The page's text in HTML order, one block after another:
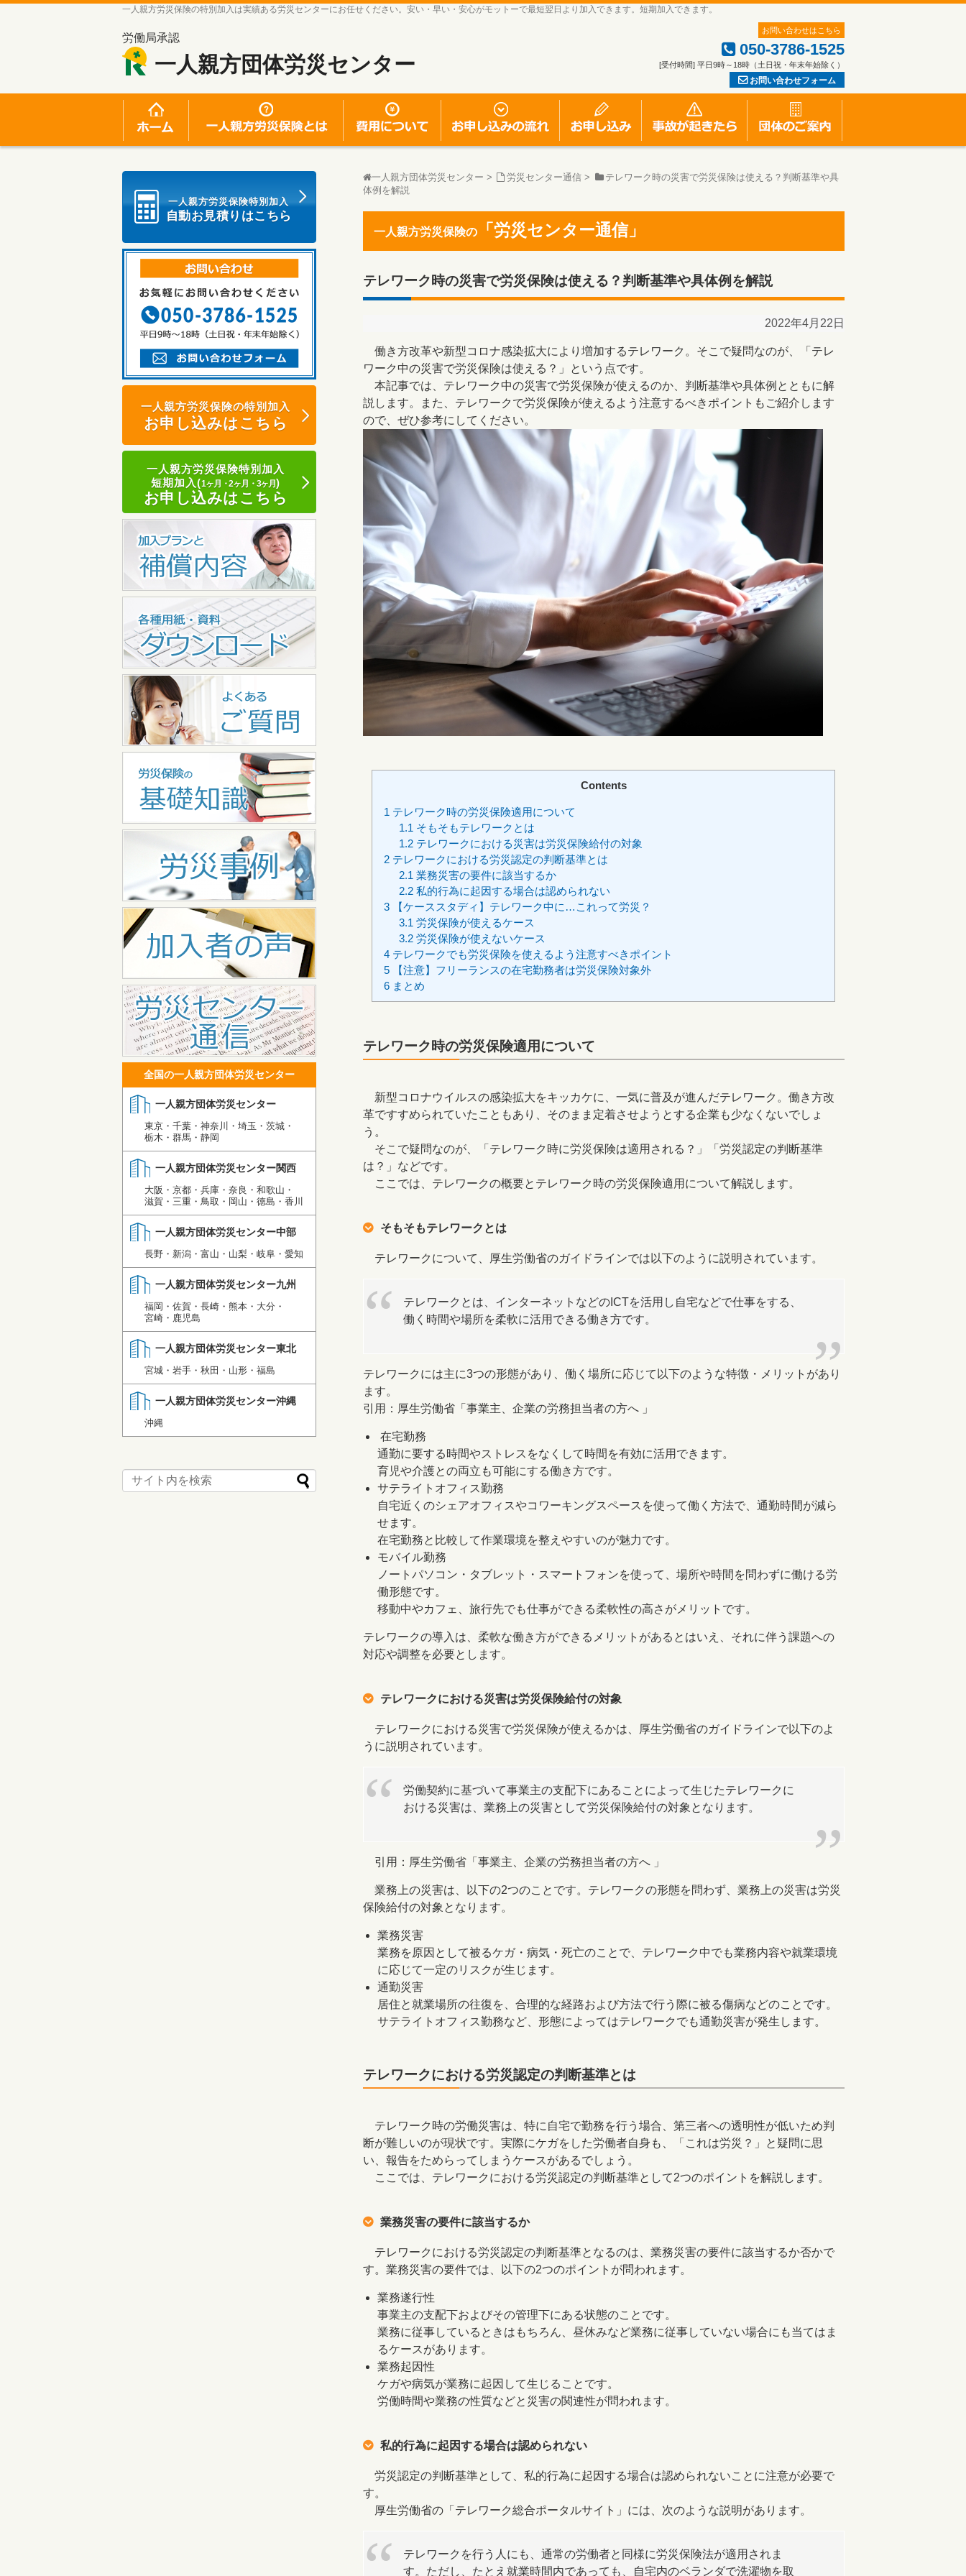
一人親方労災保険の特別加入は実績ある労災センターにお任せください。安い・早い・安心がモットーで最短翌日より加入できます。短期加入できます。
労働局承認
一人親方団体労災センター
お問い合わせはこちら
050-3786-1525
[受付時間] 平日9時～18時（土日祝・年末年始除く）
お問い合わせフォーム
一人親方労災保険とは 一人親方労災保険の費用についてお申し込みの流れ 一人親方労災保険特別加入のお申し込み
労災事故が起きたら
一人親方団体労災センター > 労災センター通信 >
テレワーク時の災害で労災保険は使える？判断基準や具
体例を解説
一人親方労災保険の「労災センター通信」
テレワーク時の災害で労災保険は使える？判断基準や具体例を解説
2022年4月22日
働き方改革や新型コロナ感染拡大により増加するテレワーク。そこで疑問なのが、「テレ
ワーク中の災害で労災保険は使える？」という点です。
本記事では、テレワーク中の災害で労災保険が使えるのか、判断基準や具体例とともに解
説します。また、テレワークで労災保険が使えるよう注意するべきポイントもご紹介します
ので、ぜひ参考にしてください。
Contents
1 テレワーク時の労災保険適用について
1.1 そもそもテレワークとは
1.2 テレワークにおける災害は労災保険給付の対象
2 テレワークにおける労災認定の判断基準とは
2.1 業務災害の要件に該当するか
2.2 私的行為に起因する場合は認められない
3 【ケーススタディ】テレワーク中に…これって労災？
3.1 労災保険が使えるケース
3.2 労災保険が使えないケース
4 テレワークでも労災保険を使えるよう注意すべきポイント
5 【注意】フリーランスの在宅勤務者は労災保険対象外
6 まとめ
テレワーク時の労災保険適用について
新型コロナウイルスの感染拡大をキッカケに、一気に普及が進んだテレワーク。働き方改
革ですすめられていたこともあり、そのまま定着させようとする企業も少なくないでしょ
う。
そこで疑問なのが、「テレワーク時に労災保険は適用される？」「労災認定の判断基準
は？」などです。
ここでは、テレワークの概要とテレワーク時の労災保険適用について解説します。
そもそもテレワークとは
テレワークについて、厚生労働省のガイドラインでは以下のように説明されています。
テレワークとは、インターネットなどのICTを活用し自宅などで仕事をする、
働く時間や場所を柔軟に活用できる働き方です。
テレワークには主に3つの形態があり、働く場所に応じて以下のような特徴・メリットがあり
ます。
引用：厚生労働省「事業主、企業の労務担当者の方へ 」
在宅勤務
通勤に要する時間やストレスをなくして時間を有効に活用できます。
育児や介護との両立も可能にする働き方です。
サテライトオフィス勤務
自宅近くのシェアオフィスやコワーキングスペースを使って働く方法で、通勤時間が減ら
せます。
在宅勤務と比較して作業環境を整えやすいのが魅力です。
モバイル勤務
ノートパソコン・タブレット・スマートフォンを使って、場所や時間を問わずに働ける労
働形態です。
移動中やカフェ、旅行先でも仕事ができる柔軟性の高さがメリットです。
テレワークの導入は、柔軟な働き方ができるメリットがあるとはいえ、それに伴う課題への
対応や調整を必要とします。
テレワークにおける災害は労災保険給付の対象
テレワークにおける災害で労災保険が使えるかは、厚生労働省のガイドラインで以下のよ
うに説明されています。
労働契約に基づいて事業主の支配下にあることによって生じたテレワークに
おける災害は、業務上の災害として労災保険給付の対象となります。
引用：厚生労働省「事業主、企業の労務担当者の方へ 」
業務上の災害は、以下の2つのことです。テレワークの形態を問わず、業務上の災害は労災
保険給付の対象となります。
業務災害
業務を原因として被るケガ・病気・死亡のことで、テレワーク中でも業務内容や就業環境
に応じて一定のリスクが生じます。
通勤災害
居住と就業場所の往復を、合理的な経路および方法で行う際に被る傷病などのことです。
サテライトオフィス勤務など、形態によってはテレワークでも通勤災害が発生します。
テレワークにおける労災認定の判断基準とは
テレワーク時の労働災害は、特に自宅で勤務を行う場合、第三者への透明性が低いため判
断が難しいのが現状です。実際にケガをした労働者自身も、「これは労災？」と疑問に思
い、報告をためらってしまうケースがあるでしょう。
ここでは、テレワークにおける労災認定の判断基準として2つのポイントを解説します。
業務災害の要件に該当するか
テレワークにおける労災認定の判断基準となるのは、業務災害の要件に該当するか否かで
す。業務災害の要件では、以下の2つのポイントが問われます。
業務遂行性
事業主の支配下およびその管理下にある状態のことです。
業務に従事しているときはもちろん、昼休みなど業務に従事していない場合にも当てはま
るケースがあります。
業務起因性
ケガや病気が業務に起因して生じることです。
労働時間や業務の性質などと災害の関連性が問われます。
私的行為に起因する場合は認められない
労災認定の判断基準として、私的行為に起因する場合は認められないことに注意が必要で
す。
厚生労働省の「テレワーク総合ポータルサイト」には、次のような説明があります。
テレワークを行う人にも、通常の労働者と同様に労災保険法が適用されま
す。ただし、たとえ就業時間内であっても、自宅内のベランダで洗濯物を取
一人親方労災保険特別加入
自動お見積りはこちら
一人親方労災保険の特別加入
お申し込みはこちら
一人親方労災保険特別加入
短期加入(1ヶ月・2ヶ月・3ヶ月)
お申し込みはこちら
全国の一人親方団体労災センター
一人親方団体労災センター
東京・千葉・神奈川・埼玉・茨城・
栃木・群馬・静岡
一人親方団体労災センター関西
大阪・京都・兵庫・奈良・和歌山・
滋賀・三重・鳥取・岡山・徳島・香川
一人親方団体労災センター中部
長野・新潟・富山・山梨・岐阜・愛知
一人親方団体労災センター九州
福岡・佐賀・長崎・熊本・大分・
宮崎・鹿児島
一人親方団体労災センター東北
宮城・岩手・秋田・山形・福島
一人親方団体労災センター沖縄
沖縄